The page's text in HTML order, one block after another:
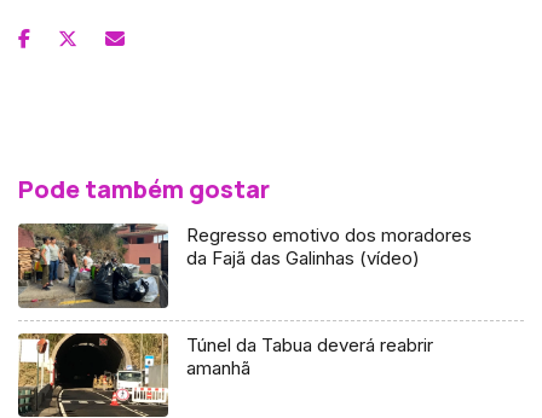
Pode também gostar
Regresso emotivo dos moradores
da Fajã das Galinhas (vídeo)
Túnel da Tabua deverá reabrir
amanhã